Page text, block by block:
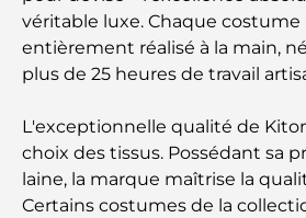
Que faire dans le centre-ville
guide ultime
incontournables pour un
mémorable
Cafés à Business Bay :
véritable luxe. Chaque costume
entièrement réalisé à la main,
plus de 25 heures de travail
L'exceptionnelle qualité de
choix des tissus. Possédant sa
laine, la marque maîtrise la
Certains costumes de la